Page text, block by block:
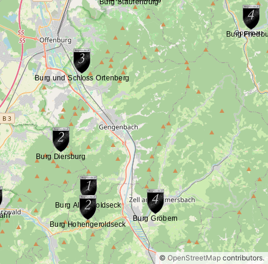
© OpenStreetMap contributors.